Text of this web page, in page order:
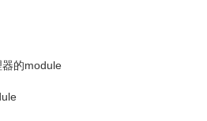
的module